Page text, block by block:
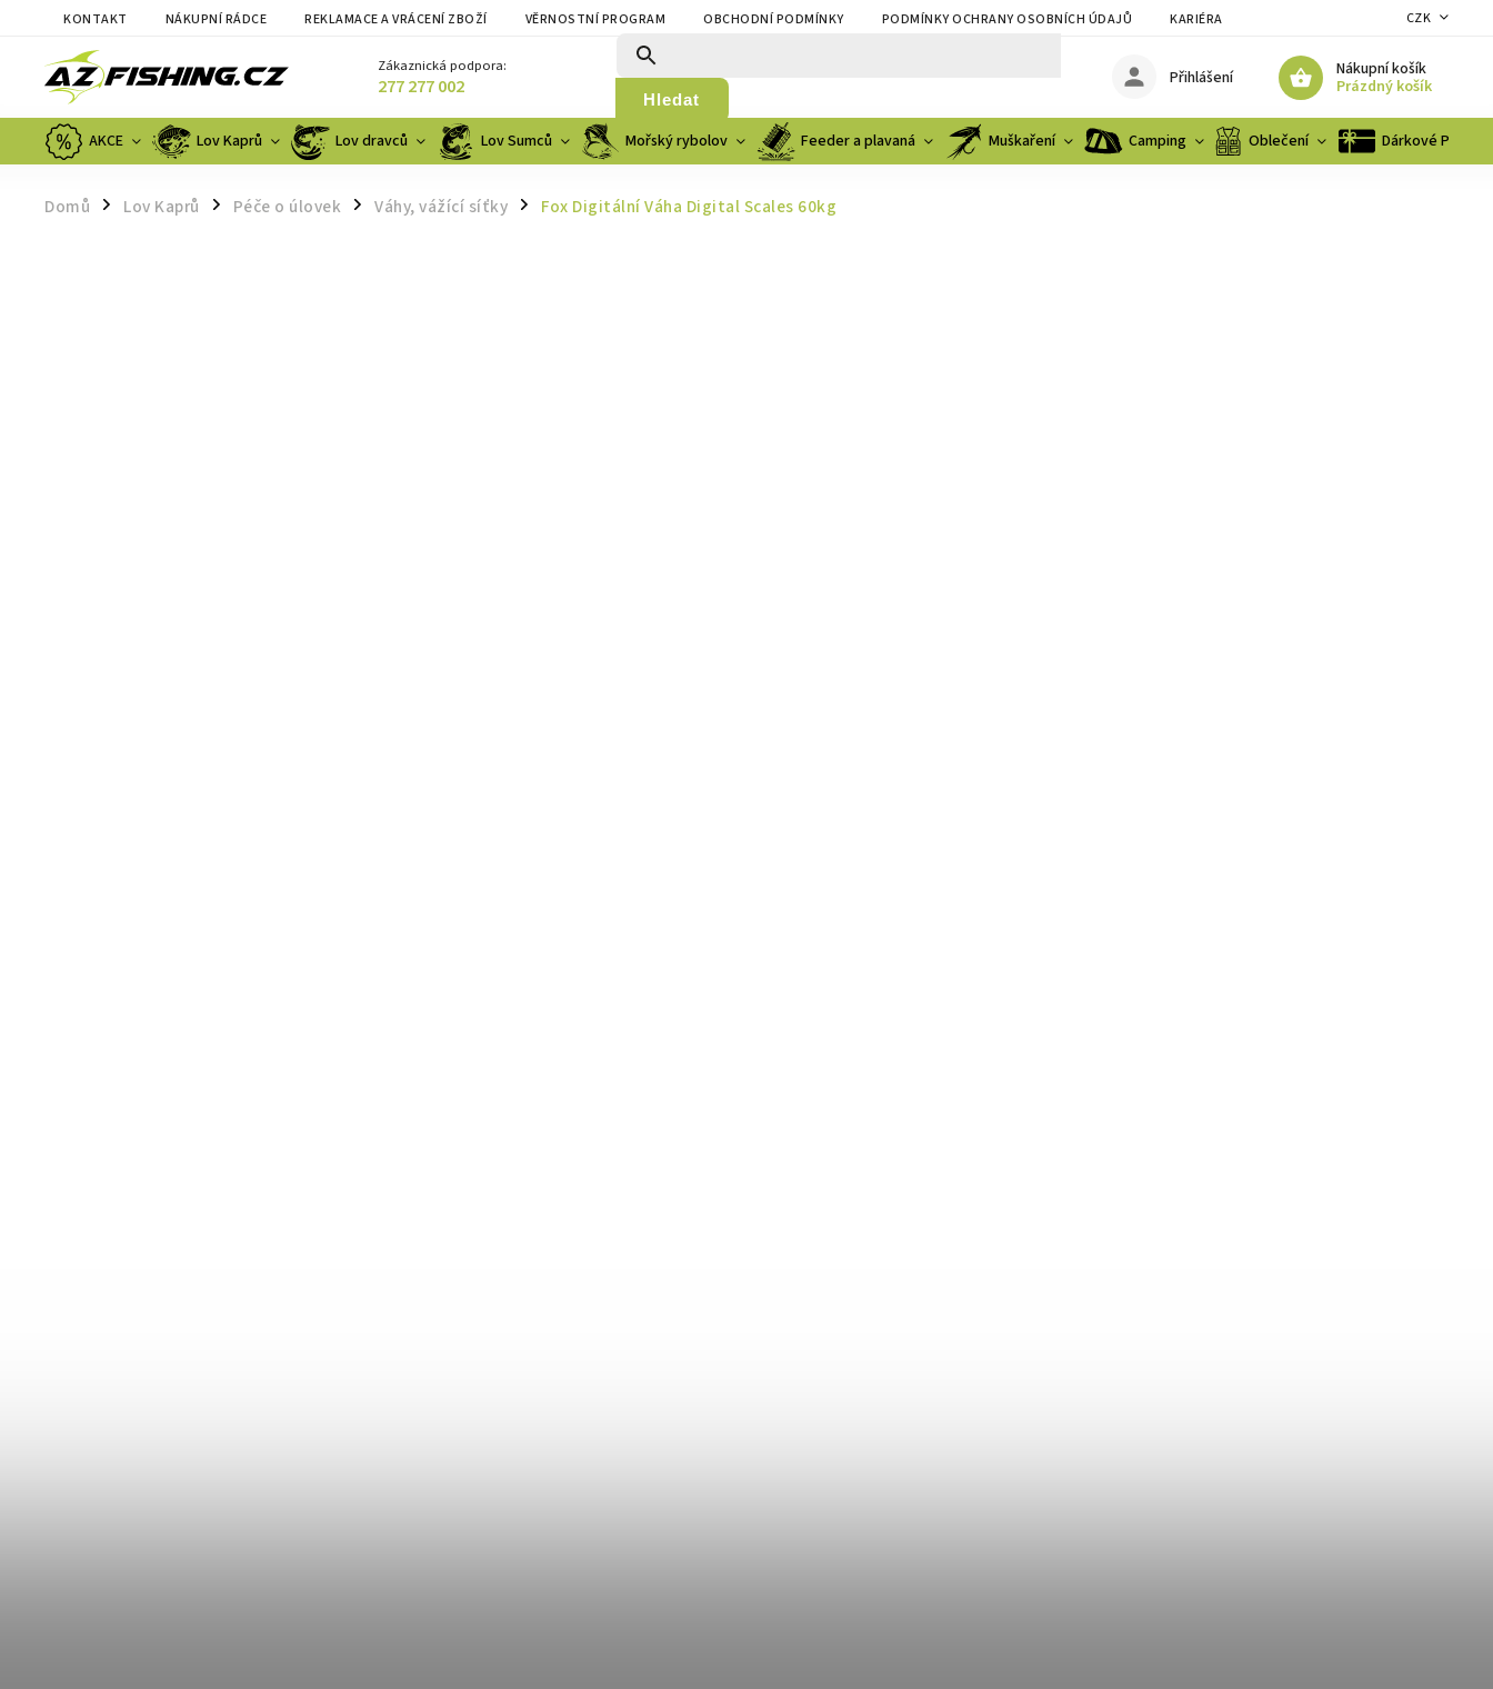
KONTAKT NÁKUPNÍ RÁDCE REKLAMACE A VRÁCENÍ ZBOŽÍ VĚRNOSTNÍ PROGRAM OBCHODNÍ PODMÍNKY PODMÍNKY OCHRANY OSOBNÍCH ÚDAJŮ KARIÉRA CZK
Zákaznická podpora:
277 277 002 Hledat
Nákupní košík
Prázdný košík
Přihlášení
AKCE Lov Kaprů Lov dravců Lov Sumců Mořský rybolov Feeder a plavaná Muškaření Camping Oblečení Dárkové
Domů / Lov Kaprů / Péče o úlovek / Váhy, vážící síťky / Fox Digitální Váha Digital Scales 60kg